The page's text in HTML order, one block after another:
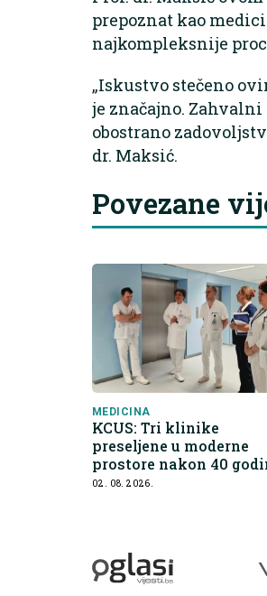
prepoznat kao
najkompleksnije
„Iskustvo stečeno
je značajno. Zahvalni
obostrano
dr. Maksić.
Povezane
MEDICINA
KCUS: Tri klinike
preseljene u moderne
prostore nakon 40
02. 08. 2026.